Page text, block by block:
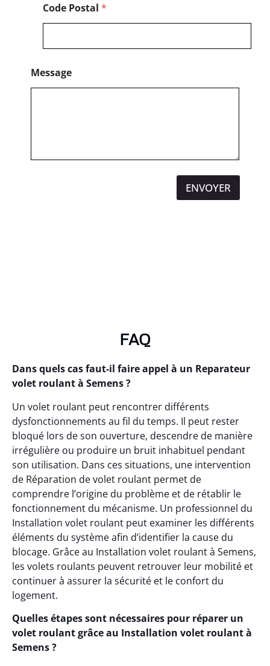
Code Postal *
Message
ENVOYER
FAQ
Dans quels cas faut-il faire appel à un Reparateur
volet roulant à Semens ?
Un volet roulant peut rencontrer différents
dysfonctionnements au fil du temps. Il peut rester
bloqué lors de son ouverture, descendre de manière
irrégulière ou produire un bruit inhabituel pendant
son utilisation. Dans ces situations, une intervention
de Réparation de volet roulant permet de
comprendre l’origine du problème et de rétablir le
fonctionnement du mécanisme. Un professionnel du
Installation volet roulant peut examiner les différents
éléments du système afin d’identifier la cause du
blocage. Grâce au Installation volet roulant à Semens,
les volets roulants peuvent retrouver leur mobilité et
continuer à assurer la sécurité et le confort du
logement.
Quelles étapes sont nécessaires pour réparer un
volet roulant grâce au Installation volet roulant à
Semens ?